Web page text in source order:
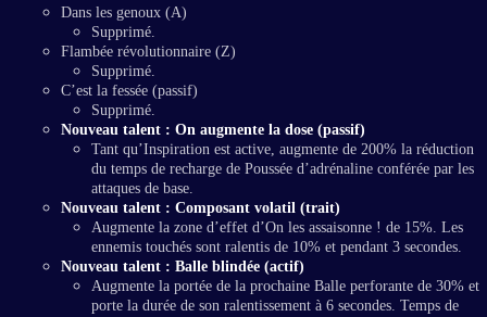
Dans les genoux (A)
Supprimé.
Flambée révolutionnaire (Z)
Supprimé.
C’est la fessée (passif)
Supprimé.
Nouveau talent : On augmente la dose (passif)
Tant qu’Inspiration est active, augmente de 200% la réduction
du temps de recharge de Poussée d’adrénaline conférée par les
attaques de base.
Nouveau talent : Composant volatil (trait)
Augmente la zone d’effet d’On les assaisonne ! de 15%. Les
ennemis touchés sont ralentis de 10% et pendant 3 secondes.
Nouveau talent : Balle blindée (actif)
Augmente la portée de la prochaine Balle perforante de 30% et
porte la durée de son ralentissement à 6 secondes. Temps de